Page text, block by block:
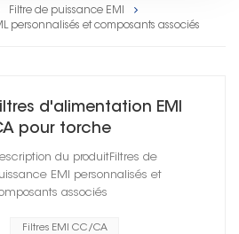
Filtre de puissance EMI
personnalisés et composants associés
d'alimentation EMI
pour torche
AC1500
du produitFiltres de
EMI personnalisés et
associés
Filtres EMI CC/CA